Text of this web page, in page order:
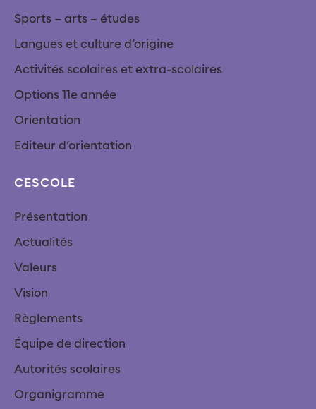
Sports – arts – études
Langues et culture d’origine
Activités scolaires et extra-scolaires
Options 11e année
Orientation
Editeur d’orientation
CESCOLE
Présentation
Actualités
Valeurs
Vision
Règlements
Équipe de direction
Autorités scolaires
Organigramme